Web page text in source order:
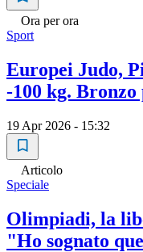
Ora per ora
Sport
Europei Judo,
-100 kg. Bronzo
19 Apr 2026 - 15:32
Articolo
Speciale
Olimpiadi, la
"Ho sognato